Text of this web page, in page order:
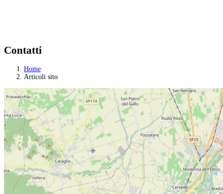
Contatti
Home
Articoli sito